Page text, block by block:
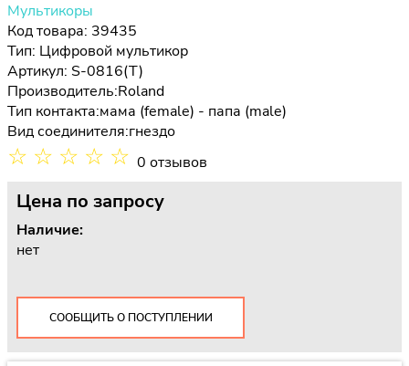
Мультикоры
Код товара: 39435
Тип: Цифровой мультикор
Артикул: S-0816(T)
Производитель:Roland
Тип контакта:мама (female) - папа (male)
Вид соединителя:гнездо
☆ ☆ ☆ ☆ ☆ 0 отзывов
Цена по запросу
Наличие:
нет
СООБЩИТЬ О ПОСТУПЛЕНИИ